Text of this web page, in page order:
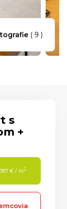
( 9 )
+
€ / m2